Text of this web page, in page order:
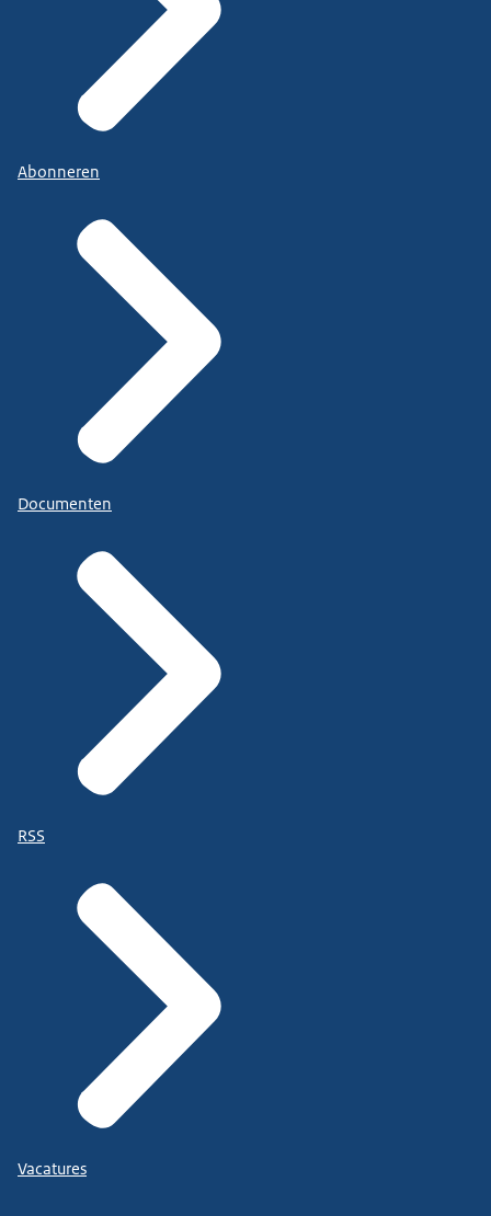
Abonneren
Documenten
RSS
Vacatures